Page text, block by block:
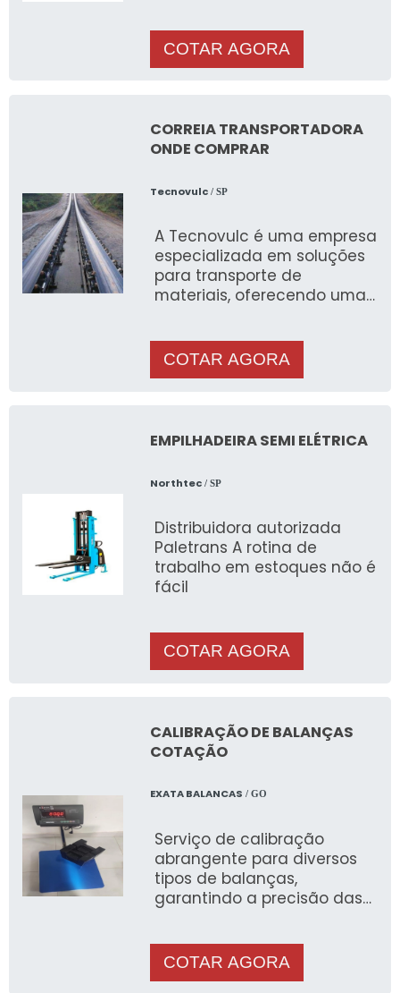
interrompe-se então a
alimentação e a caçamba
balança descarrega na
balança, reinicia-se o
processo.
COTAR AGORA
CORREIA TRANSPORTADORA
ONDE COMPRAR
Tecnovulc/ SP
A Tecnovulc é uma empresa
especializada em soluções
para transporte de
materiais, oferecendo uma
necessidade
COTAR AGORA
EMPILHADEIRA SEMI ELÉTRICA
Northtec/ SP
Distribuidora autorizada
Paletrans A rotina de
trabalho em estoques não é
fácil
COTAR AGORA
CALIBRAÇÃO DE BALANÇAS
COTAÇÃO
EXATA BALANCAS / GO
Serviço de calibração
abrangente para diversos
tipos de balanças,
garantindo a precisão das
que seguem normas
nacionais e internacionais.
COTAR AGORA